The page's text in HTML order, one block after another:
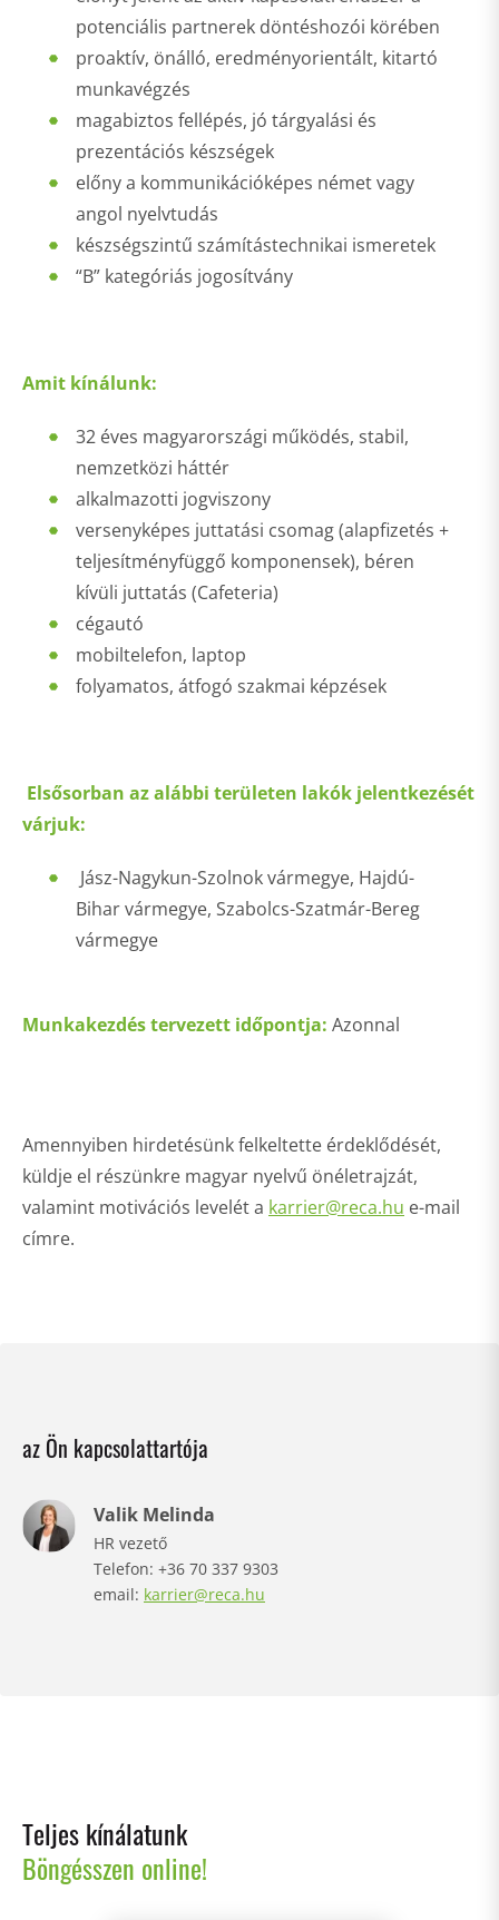
potenciális partnerek döntéshozói körében
proaktív, önálló, eredményorientált, kitartó
munkavégzés
magabiztos fellépés, jó tárgyalási és
prezentációs készségek
előny a kommunikációképes német vagy
angol nyelvtudás
készségszintű számítástechnikai ismeretek
“B” kategóriás jogosítvány
Amit kínálunk:
32 éves magyarországi működés, stabil,
nemzetközi háttér
alkalmazotti jogviszony
versenyképes juttatási csomag (alapfizetés +
teljesítményfüggő komponensek), béren
kívüli juttatás (Cafeteria)
cégautó
mobiltelefon, laptop
folyamatos, átfogó szakmai képzések
Elsősorban az alábbi területen lakók jelentkezését
várjuk:
Jász-Nagykun-Szolnok vármegye, Hajdú-
Bihar vármegye, Szabolcs-Szatmár-Bereg
vármegye
Munkakezdés tervezett időpontja: Azonnal
az Ön kapcsolattartója
Valik Melinda
HR vezető
Telefon: +36 70 337 9303
email: karrier@reca.hu
Amennyiben hirdetésünk felkeltette érdeklődését,
küldje el részünkre magyar nyelvű önéletrajzát,
valamint motivációs levelét a karrier@reca.hu e-mail
címre.
Teljes kínálatunk
Böngésszen online!